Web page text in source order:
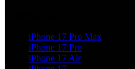
iPhone 17 Pro Max
iPhone 17 Pro
iPhone 17 Air